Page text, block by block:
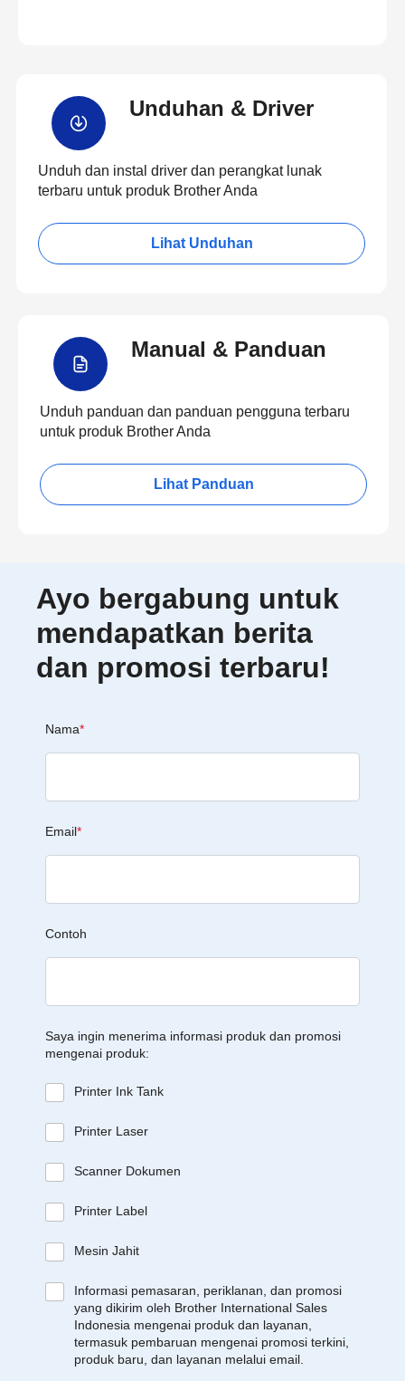
Unduhan & Driver
Unduh dan instal driver dan perangkat lunak
terbaru untuk produk Brother Anda
Lihat Unduhan
Manual & Panduan
Unduh panduan dan panduan pengguna terbaru
untuk produk Brother Anda
Lihat Panduan
Ayo bergabung untuk
mendapatkan berita
dan promosi terbaru!
Nama*
Email*
Contoh
Saya ingin menerima informasi produk dan promosi
mengenai produk:
Printer Ink Tank
Printer Laser
Scanner Dokumen
Printer Label
Mesin Jahit
Informasi pemasaran, periklanan, dan promosi
yang dikirim oleh Brother International Sales
Indonesia mengenai produk dan layanan,
termasuk pembaruan mengenai promosi terkini,
produk baru, dan layanan melalui email.